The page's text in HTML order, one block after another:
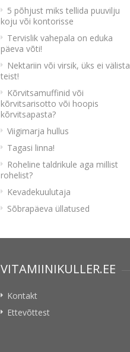
5 põhjust miks tellida puuvilju
koju või kontorisse
Tervislik vahepala on eduka
päeva võti!
Nektariin või virsik, üks ei välista
teist!
Kõrvitsamuffinid või
kõrvitsarisotto või hoopis
kõrvitsapasta?
Viigimarja hullus
Tagasi linna!
Roheline taldrikule aga millist
rohelist?
Kevadekuulutaja
Sõbrapäeva üllatused
VITAMIINIKULLER.EE
Kontakt
Ettevõttest